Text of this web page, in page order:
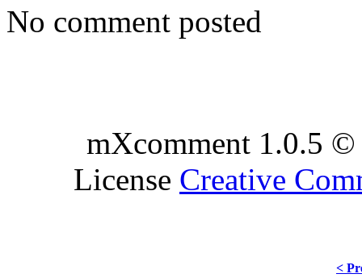
No comment posted
mXcomment 1.0.5
License Creative
<